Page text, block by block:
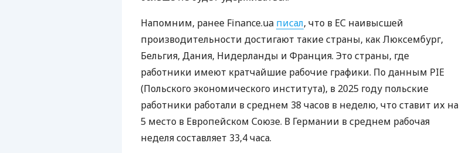
Напомним, ранее Finance.ua писал, что в ЕС наивысшей
производительности достигают такие страны, как Люксембург,
Бельгия, Дания, Нидерланды и Франция. Это страны, где
работники имеют кратчайшие рабочие графики. По данным PIE
(Польского экономического института), в 2025 году польские
работники работали в среднем 38 часов в неделю, что ставит их на
5 место в Европейском Союзе. В Германии в среднем рабочая
неделя составляет 33,4 часа.